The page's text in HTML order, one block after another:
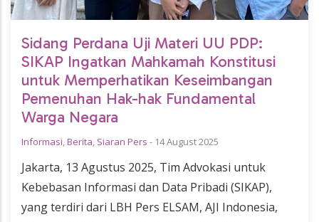
Sidang Perdana Uji Materi UU PDP:
SIKAP Ingatkan Mahkamah Konstitusi
untuk Memperhatikan Keseimbangan
Pemenuhan Hak-hak Fundamental
Warga Negara
Informasi,Berita, Siaran Pers - 14 August 2025
Jakarta, 13 Agustus 2025, Tim Advokasi untuk
Kebebasan Informasi dan Data Pribadi (SIKAP),
yang terdiri dari LBH Pers ELSAM, AJI Indonesia,